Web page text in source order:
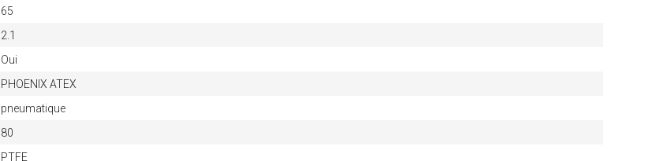
65
2.1
Oui
PHOENIX ATEX
pneumatique
80
PTFE